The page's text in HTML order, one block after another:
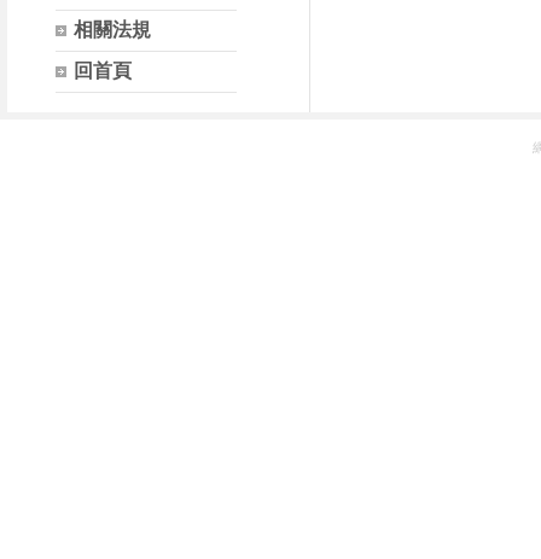
相關法規
回首頁